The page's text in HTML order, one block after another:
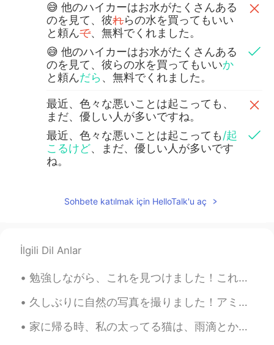
😅 他のハイカーはお水がたくさんある
のを見て、彼れらの水を買ってもいい
と頼んで、無料でくれました。
😅 他のハイカーはお水がたくさんある
のを見て、彼らの水を買ってもいいか
と頼んだら 、無料でくれました。
最近、色々な悪いことは起こっても、
まだ、優しい人が多いですね。
最近、色々な悪いことは起こっても/起
こるけど、まだ、優しい人が多いです
ね。
PH
👏 Napakabuti din napakaganda ng araw!
Sohbete katılmak için HelloTalk'u aç
İlgili Dil Anlar
勉強しながら、これを見つけました！これは絵画そうですね。でも、実は、これは「Diffusion Tensor Imaging」のMRIからの画像です！白質を見つけるために、DTIを使います。2番...
久しぶりに自然の写真を撮りました！アミカロラという滝に行きました。私は滝に近くである街で育ったから滝の周りに行くと癒されます。☺️ 以前の投稿で、私のおかしい指について書いて、こんな感じです。...
家に帰る時、私の太ってる猫は、雨滴とか、落ち葉とか、飛んでいる鳥とか、通り過ぎる車とか、または歩いている人をほとんどいつもまじめに見てます。何かを見ています。多分私が見ることができないものを見て...